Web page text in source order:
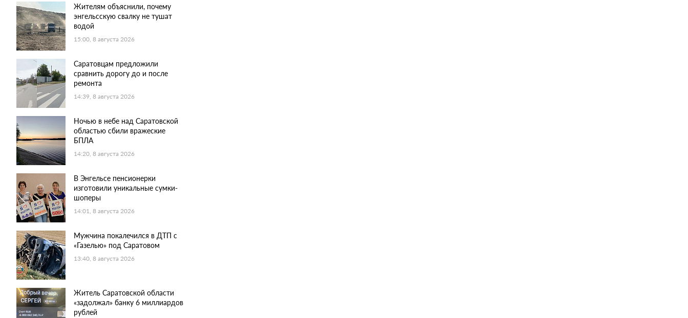
Жителям объяснили, почему
энгельсскую свалку не тушат
водой
15:00, 8 августа 2026
Саратовцам предложили
сравнить дорогу до и после
ремонта
14:39, 8 августа 2026
Ночью в небе над Саратовской
областью сбили вражеские
БПЛА
14:20, 8 августа 2026
В Энгельсе пенсионерки
изготовили уникальные сумки-
шоперы
14:01, 8 августа 2026
Мужчина покалечился в ДТП с
«Газелью» под Саратовом
13:40, 8 августа 2026
Житель Саратовской области
«задолжал» банку 6 миллиардов
рублей